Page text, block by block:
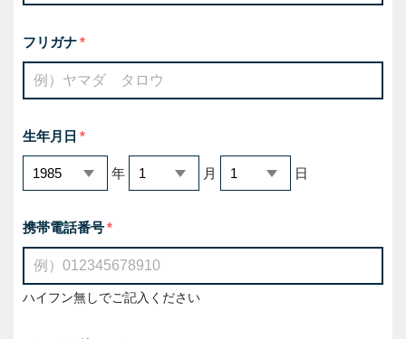
フリガナ
生年月日
年 月 日
携帯電話番号
ハイフン無しでご記入ください